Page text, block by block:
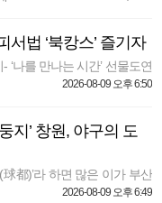
서법 ‘북캉스’ 즐기자
‘나를 만나는 시간’ 선물도연
2026-08-09 오후 6:50
지’ 창원, 야구의 도
都)’라 하면 많은 이가 부산
2026-08-09 오후 6:49